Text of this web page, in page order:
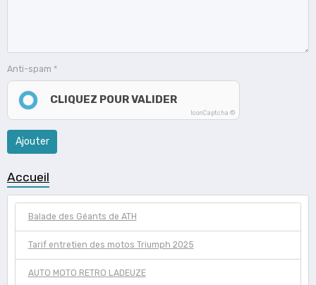
Anti-spam
CLIQUEZ POUR VALIDER
IconCaptcha ©
Ajouter
Accueil
Balade des Géants de ATH
Tarif entretien des motos Triumph 2025
AUTO MOTO RETRO LADEUZE